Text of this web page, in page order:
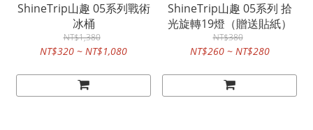
ShineTrip山趣 05系列戰術
冰桶
NT$1,380
NT$320 ~ NT$1,080
ShineTrip山趣 05系列 拾
光旋轉19燈（贈送貼紙）
NT$380
NT$260 ~ NT$280